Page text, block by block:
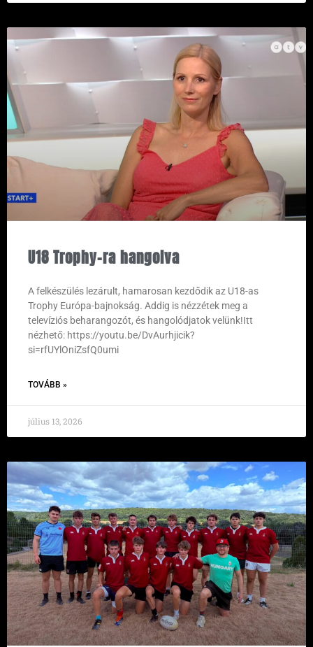
U18 Trophy-ra hangolva
A felkészülés lezárult, hamarosan kezdődik az U18-as
Trophy Európa-bajnokság. Addig is nézzétek meg a
televíziós beharangozót, és hangolódjatok velünk!Itt
nézhető: https://youtu.be/DvAurhjicik?
si=rfUYlOniZsfQ0umi
TOVÁBB »
július 13, 2026